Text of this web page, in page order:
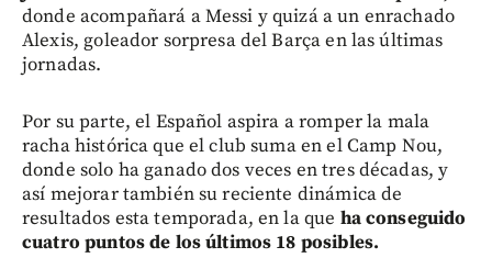
donde acompañará a Messi y quizá a un enrachado
Alexis, goleador sorpresa del Barça en las últimas
jornadas.
Por su parte, el Español aspira a romper la mala
racha histórica que el club suma en el Camp Nou,
donde solo ha ganado dos veces en tres décadas, y
así mejorar también su reciente dinámica de
resultados esta temporada, en la que ha conseguido
cuatro puntos de los últimos 18 posibles.